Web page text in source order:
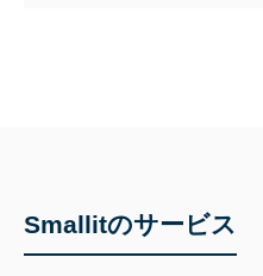
Smallitのサービス